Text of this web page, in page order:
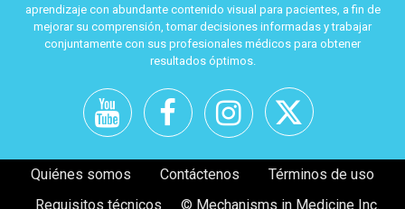
aprendizaje con abundante contenido visual para pacientes, a fin de
mejorar su comprensión, tomar decisiones informadas y trabajar
conjuntamente con sus profesionales médicos para obtener
resultados óptimos.
Quiénes somos Contáctenos
Términos de uso
Requisitos técnicos
© Mechanisms in Medicine Inc.